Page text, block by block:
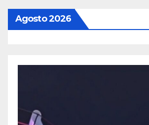
Agosto 2026